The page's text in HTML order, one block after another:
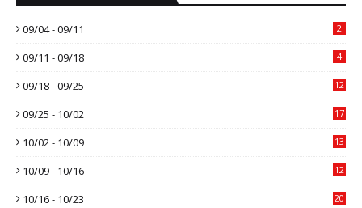
09/04 - 09/11 2
09/11 - 09/18 4
09/18 - 09/25 12
09/25 - 10/02 17
10/02 - 10/09 13
10/09 - 10/16 12
10/16 - 10/23 20